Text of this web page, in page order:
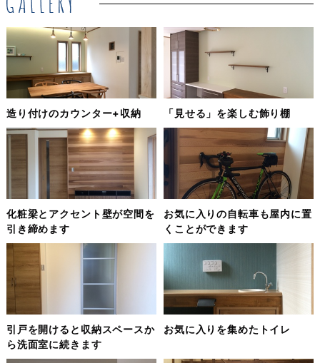
造り付けのカウンター+収納 「見せる」を楽しむ飾り棚
化粧梁とアクセント壁が空間を
引き締めます
お気に入りの自転車も屋内に置
くことができます
引戸を開けると収納スペースか
ら洗面室に続きます
お気に入りを集めたトイレ